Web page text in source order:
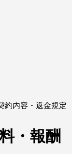
約内容・返金規定
・報酬